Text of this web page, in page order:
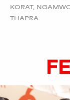
KORAT,
THAPRA